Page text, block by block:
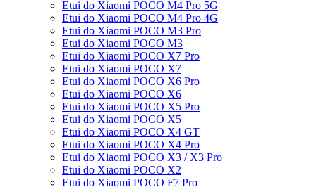
Etui do Xiaomi POCO M4 Pro 5G
Etui do Xiaomi POCO M4 Pro 4G
Etui do Xiaomi POCO M3 Pro
Etui do Xiaomi POCO M3
Etui do Xiaomi POCO X7 Pro
Etui do Xiaomi POCO X7
Etui do Xiaomi POCO X6 Pro
Etui do Xiaomi POCO X6
Etui do Xiaomi POCO X5 Pro
Etui do Xiaomi POCO X5
Etui do Xiaomi POCO X4 GT
Etui do Xiaomi POCO X4 Pro
Etui do Xiaomi POCO X3 / X3 Pro
Etui do Xiaomi POCO X2
Etui do Xiaomi POCO F7 Pro